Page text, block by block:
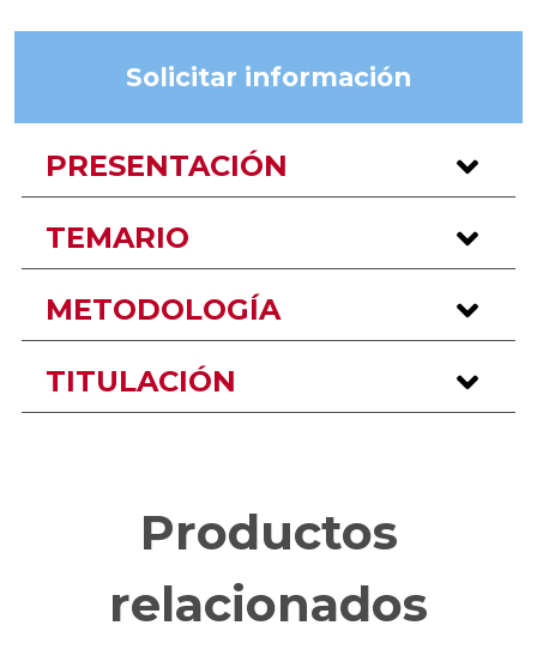
Solicitar información
PRESENTACIÓN
TEMARIO
METODOLOGÍA
TITULACIÓN
Productos
relacionados